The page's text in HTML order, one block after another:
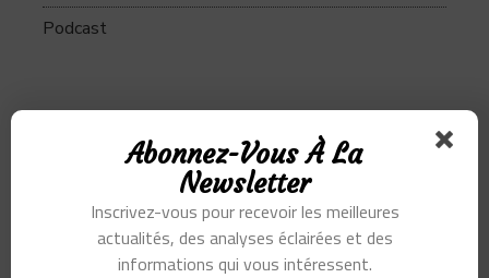
Podcast
Alibaba Alihealth Alipay ant
Ant Group
Assurance Banque BATX
Blockchain
Abonnez-Vous À La
Newsletter
Inscrivez-vous pour recevoir les meilleures
actualités, des analyses éclairées et des
informations qui vous intéressent.